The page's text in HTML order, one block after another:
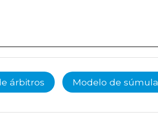
árbitros Modelo de súmula